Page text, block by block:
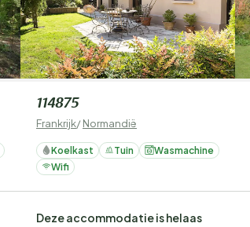
114875
Frankrijk/Normandië
Koelkast Tuin
Wasmachine
Wifi
Deze accommodatie is helaas